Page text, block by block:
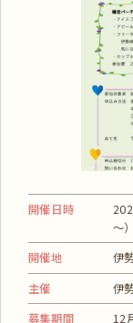
開催日時
～）
開催地
伊
主催
伊
募集期間
12